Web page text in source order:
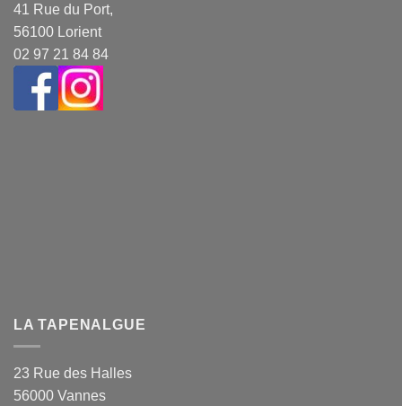
41 Rue du Port,
56100 Lorient
02 97 21 84 84
LA TAPENALGUE
23 Rue des Halles
56000 Vannes